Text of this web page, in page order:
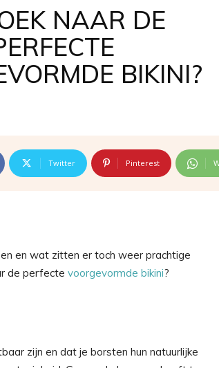
NAAR DE
BIKINI?
Twitter Pinterest
en wat zitten er toch weer prachtige
de perfecte voorgevormde bikini?
zijn en dat je borsten hun natuurlijke